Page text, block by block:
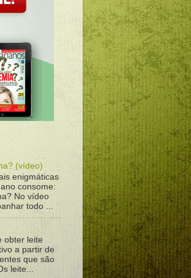
(vídeo)
enigmáticas
consome:
No vídeo
todo ...
obter leite
a partir de
que são
leite...